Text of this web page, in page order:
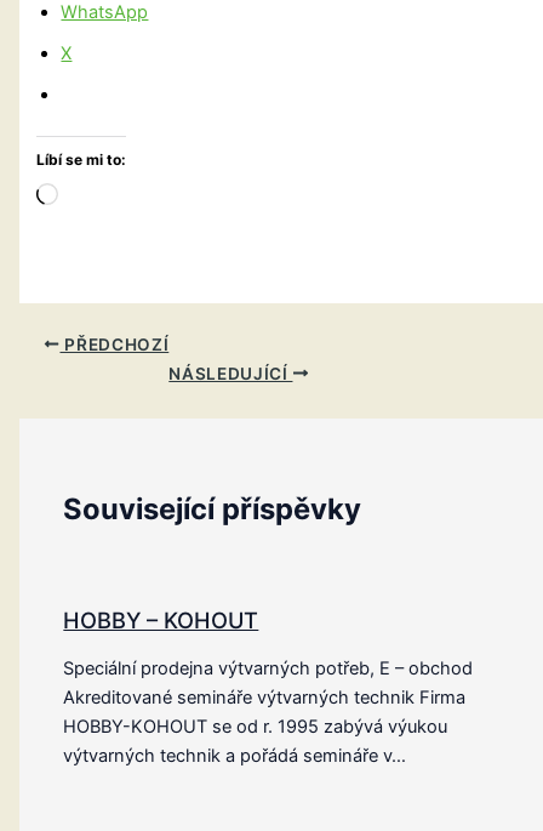
WhatsApp
X
Líbí se mi to:
Načítání…
PŘEDCHOZÍ
NÁSLEDUJÍCÍ
Související příspěvky
HOBBY – KOHOUT
Speciální prodejna výtvarných potřeb, E – obchod
Akreditované semináře výtvarných technik Firma
HOBBY-KOHOUT se od r. 1995 zabývá výukou
výtvarných technik a pořádá semináře v…